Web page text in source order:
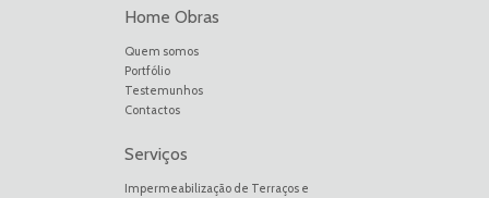
Home Obras
Quem somos
Portfólio
Testemunhos
Contactos
Serviços
Impermeabilização de Terraços e